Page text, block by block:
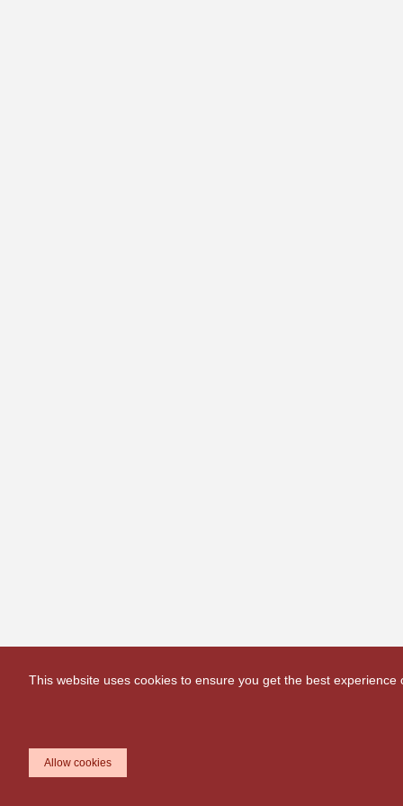
This website uses cookies to ensure you get the best
Allow cookies